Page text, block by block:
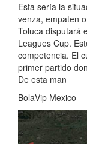
Esta sería la
venza, empaten
Toluca disputará
Leagues Cup.
competencia. El
primer partido
De esta man
BolaVip Mexico